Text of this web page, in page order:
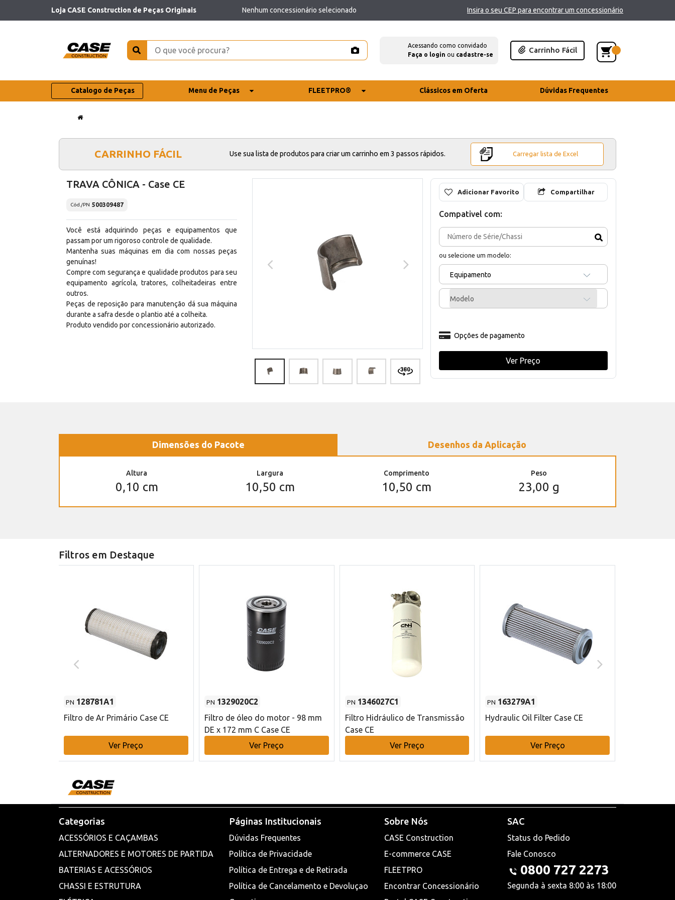
Loja CASE Construction de Peças Originais Nenhum concessionário selecionado Insira o seu CEP para encontrar um concessionário
Acessando como convidado
Faça o login ou cadastre-se
Carrinho Fácil
Catalogo de Peças Menu de Peças FLEETPRO® Clássicos em Oferta Dúvidas Frequentes
CARRINHO FÁCIL Use sua lista de produtos para criar um carrinho em 3 passos rápidos. Carregar lista de Excel
TRAVA CÔNICA - Case CE
Cód./PN 500309487
Você está adquirindo peças e equipamentos que
passam por um rigoroso controle de qualidade.
Mantenha suas máquinas em dia com nossas peças
genuínas!
Compre com segurança e qualidade produtos para seu
equipamento agrícola, tratores, colheitadeiras entre
outros.
Peças de reposição para manutenção dá sua máquina
durante a safra desde o plantio até a colheita.
Produto vendido por concessionário autorizado.
Adicionar Favorito Compartilhar
Compativel com:
ou selecione um modelo:
Equipamento
Modelo
Opções de pagamento
Ver Preço
Dimensões do Pacote Desenhos da Aplicação
Altura
0,10 cm
Largura
10,50 cm
Comprimento
10,50 cm
Peso
23,00 g
Filtros em Destaque
PN 128781A1
Filtro de Ar Primário Case CE
Ver Preço
PN 1329020C2
Filtro de óleo do motor - 98 mm
DE x 172 mm C Case CE
Ver Preço
PN 1346027C1
Filtro Hidráulico de Transmissão
Case CE
Ver Preço
PN 163279A1
Hydraulic Oil Filter Case CE
Ver Preço
Categorias
ACESSÓRIOS E CAÇAMBAS
ALTERNADORES E MOTORES DE PARTIDA
BATERIAS E ACESSÓRIOS
CHASSI E ESTRUTURA
Páginas Institucionais
Dúvidas Frequentes
Política de Privacidade
Política de Entrega e de Retirada
Política de Cancelamento e Devoluçao
Sobre Nós
CASE Construction
E-commerce CASE
FLEETPRO
Encontrar Concessionário
SAC
Status do Pedido
Fale Conosco
0800 727 2273
Segunda à sexta 8:00 às 18:00